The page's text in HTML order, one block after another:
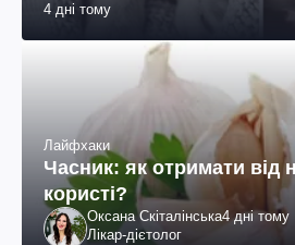
4 дні тому
Лайфхаки
Часник: як отримати від
користі?
Оксана Скіталінська4 дні тому
Лікар-дієтолог